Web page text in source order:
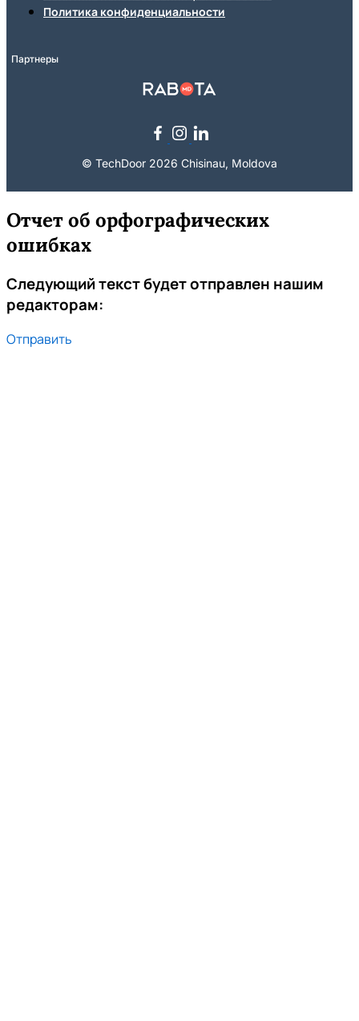
Политика конфиденциальности
Партнеры
© TechDoor 2026 Chisinau, Moldova
Отчет об орфографических
ошибках
Следующий текст будет отправлен нашим
редакторам:
Отправить